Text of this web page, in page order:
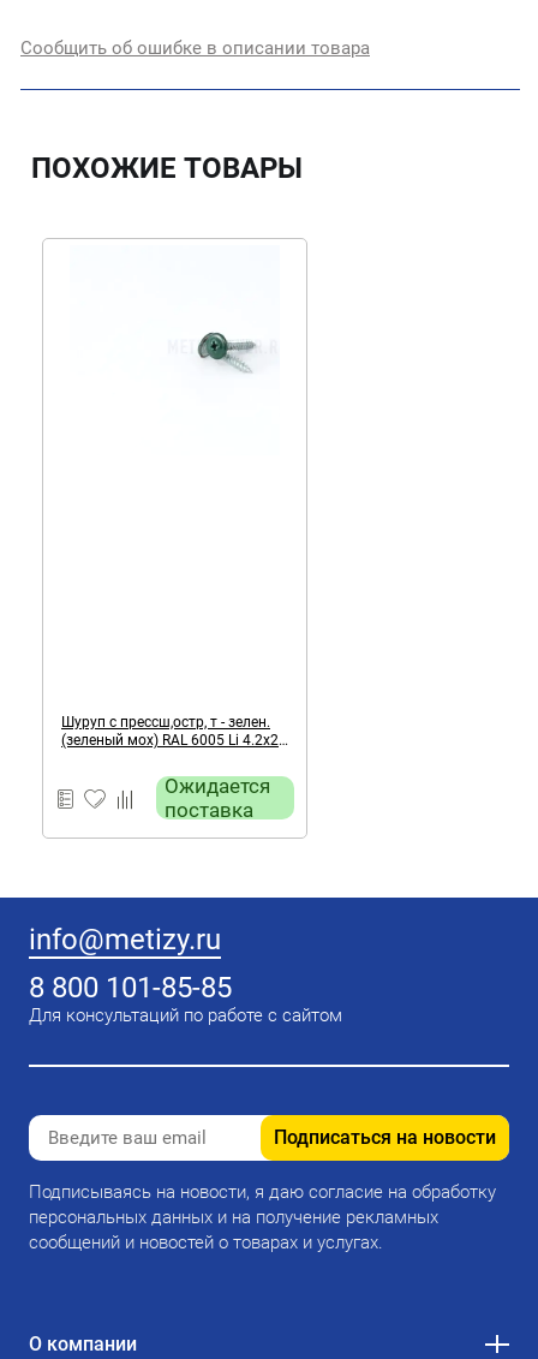
Сообщить об ошибке в описании товара
ПОХОЖИЕ ТОВАРЫ
Шуруп с прессш,остр, т - зелен.
(зеленый мох) RAL 6005 Li 4.2х25
Ожидается
поставка
info@metizy.ru
8 800 101-85-85
Для консультаций по работе с сайтом
Подписаться на новости
Подписываясь на новости, я даю согласие на обработку
персональных данных и на получение рекламных
сообщений и новостей о товарах и услугах.
О компании